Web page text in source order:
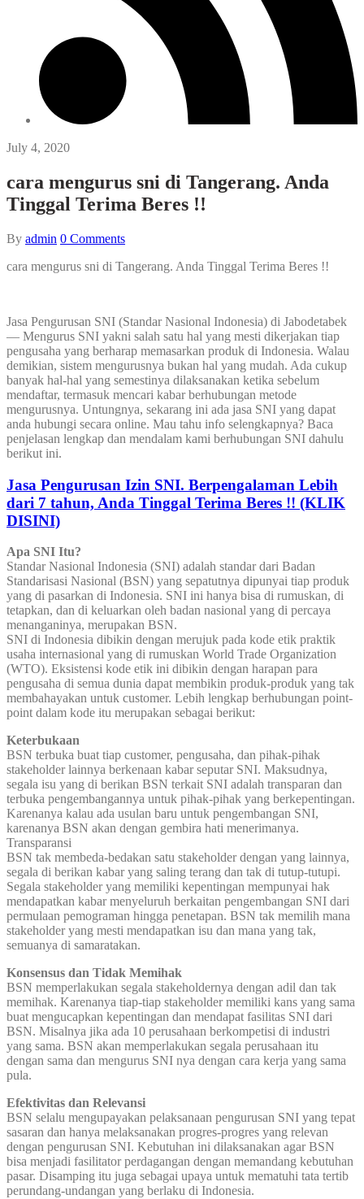
July 4, 2020
cara mengurus sni di Tangerang. Anda
Tinggal Terima Beres !!
By admin 0 Comments
cara mengurus sni di Tangerang. Anda Tinggal Terima Beres !!
Jasa Pengurusan SNI (Standar Nasional Indonesia) di Jabodetabek
— Mengurus SNI yakni salah satu hal yang mesti dikerjakan tiap
pengusaha yang berharap memasarkan produk di Indonesia. Walau
demikian, sistem mengurusnya bukan hal yang mudah. Ada cukup
banyak hal-hal yang semestinya dilaksanakan ketika sebelum
mendaftar, termasuk mencari kabar berhubungan metode
mengurusnya. Untungnya, sekarang ini ada jasa SNI yang dapat
anda hubungi secara online. Mau tahu info selengkapnya? Baca
penjelasan lengkap dan mendalam kami berhubungan SNI dahulu
berikut ini.
Jasa Pengurusan Izin SNI. Berpengalaman Lebih
dari 7 tahun, Anda Tinggal Terima Beres !! (KLIK
DISINI)
Apa SNI Itu?
Standar Nasional Indonesia (SNI) adalah standar dari Badan
Standarisasi Nasional (BSN) yang sepatutnya dipunyai tiap produk
yang di pasarkan di Indonesia. SNI ini hanya bisa di rumuskan, di
tetapkan, dan di keluarkan oleh badan nasional yang di percaya
menanganinya, merupakan BSN.
SNI di Indonesia dibikin dengan merujuk pada kode etik praktik
usaha internasional yang di rumuskan World Trade Organization
(WTO). Eksistensi kode etik ini dibikin dengan harapan para
pengusaha di semua dunia dapat membikin produk-produk yang tak
membahayakan untuk customer. Lebih lengkap berhubungan point-
point dalam kode itu merupakan sebagai berikut:
Keterbukaan
BSN terbuka buat tiap customer, pengusaha, dan pihak-pihak
stakeholder lainnya berkenaan kabar seputar SNI. Maksudnya,
segala isu yang di berikan BSN terkait SNI adalah transparan dan
terbuka pengembangannya untuk pihak-pihak yang berkepentingan.
Karenanya kalau ada usulan baru untuk pengembangan SNI,
karenanya BSN akan dengan gembira hati menerimanya.
Transparansi
BSN tak membeda-bedakan satu stakeholder dengan yang lainnya,
segala di berikan kabar yang saling terang dan tak di tutup-tutupi.
Segala stakeholder yang memiliki kepentingan mempunyai hak
mendapatkan kabar menyeluruh berkaitan pengembangan SNI dari
permulaan pemograman hingga penetapan. BSN tak memilih mana
stakeholder yang mesti mendapatkan isu dan mana yang tak,
semuanya di samaratakan.
Konsensus dan Tidak Memihak
BSN memperlakukan segala stakeholdernya dengan adil dan tak
memihak. Karenanya tiap-tiap stakeholder memiliki kans yang sama
buat mengucapkan kepentingan dan mendapat fasilitas SNI dari
BSN. Misalnya jika ada 10 perusahaan berkompetisi di industri
yang sama. BSN akan memperlakukan segala perusahaan itu
dengan sama dan mengurus SNI nya dengan cara kerja yang sama
pula.
Efektivitas dan Relevansi
BSN selalu mengupayakan pelaksanaan pengurusan SNI yang tepat
sasaran dan hanya melaksanakan progres-progres yang relevan
dengan pengurusan SNI. Kebutuhan ini dilaksanakan agar BSN
bisa menjadi fasilitator perdagangan dengan memandang kebutuhan
pasar. Disamping itu juga sebagai upaya untuk mematuhi tata tertib
perundang-undangan yang berlaku di Indonesia.